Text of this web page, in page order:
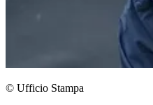
© Ufficio Stampa